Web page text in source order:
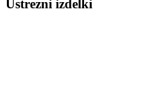
Ustrezni izdelki